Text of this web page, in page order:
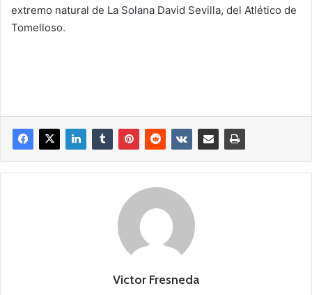
extremo natural de La Solana David Sevilla, del Atlético de
Tomelloso.
Victor Fresneda